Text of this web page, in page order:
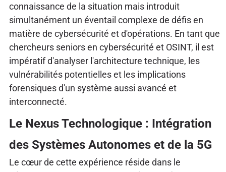
connaissance de la situation mais introduit
simultanément un éventail complexe de défis en
matière de cybersécurité et d'opérations. En tant que
chercheurs seniors en cybersécurité et OSINT, il est
impératif d'analyser l'architecture technique, les
vulnérabilités potentielles et les implications
forensiques d'un système aussi avancé et
interconnecté.
Le Nexus Technologique : Intégration
des Systèmes Autonomes et de la 5G
Le cœur de cette expérience réside dans le